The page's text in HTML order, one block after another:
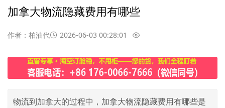
加拿大物流隐藏费用有哪些
作者：柏油代 2026-06-03 00:28:01
物流到加拿大的过程中，加拿大物流隐藏费用有哪些是